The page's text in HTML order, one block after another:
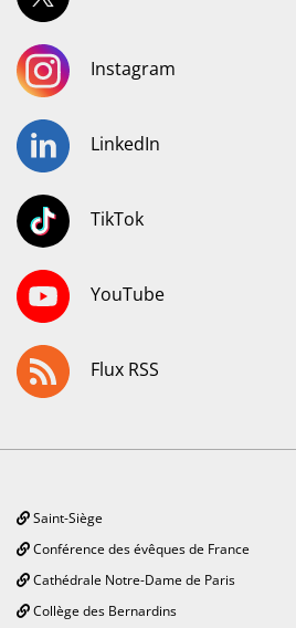
Instagram
LinkedIn
TikTok
YouTube
Flux RSS
Saint-Siège
Conférence des évêques de France
Cathédrale Notre-Dame de Paris
Collège des Bernardins